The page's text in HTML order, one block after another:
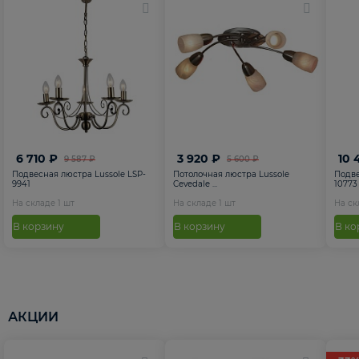
9 587 ₽
6 710 ₽
Подвесная люстра Lussole LSP-
9941
На складе 1 шт
В корзину
5 600 ₽
3 920 ₽
Потолочная люстра Lussole
Cevedale ...
На складе 1 шт
В корзину
10
10773
На
В
АКЦИИ